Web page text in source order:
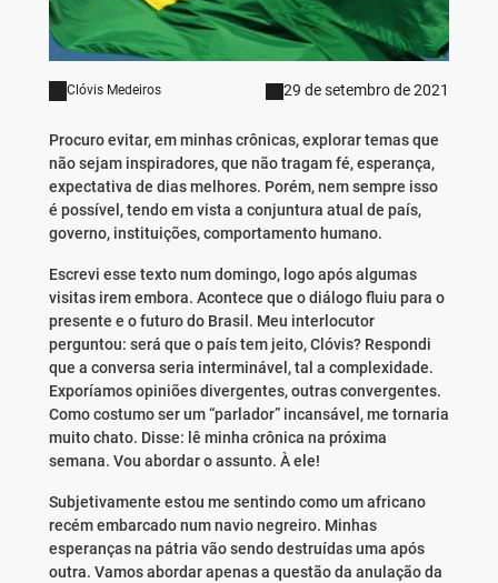
Clóvis Medeiros 29 de setembro de 2021
Procuro evitar, em minhas crônicas, explorar temas que
não sejam inspiradores, que não tragam fé, esperança,
expectativa de dias melhores. Porém, nem sempre isso
é possível, tendo em vista a conjuntura atual de país,
governo, instituições, comportamento humano.
Escrevi esse texto num domingo, logo após algumas
visitas irem embora. Acontece que o diálogo fluiu para o
presente e o futuro do Brasil. Meu interlocutor
perguntou: será que o país tem jeito, Clóvis? Respondi
que a conversa seria interminável, tal a complexidade.
Exporíamos opiniões divergentes, outras convergentes.
Como costumo ser um “parlador” incansável, me tornaria
muito chato. Disse: lê minha crônica na próxima
semana. Vou abordar o assunto. À ele!
Subjetivamente estou me sentindo como um africano
recém embarcado num navio negreiro. Minhas
esperanças na pátria vão sendo destruídas uma após
outra. Vamos abordar apenas a questão da anulação da